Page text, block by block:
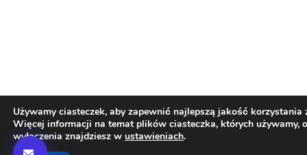
Używamy ciasteczek, aby zapewnić najlepszą jakość korzystania
Więcej informacji na temat plików ciasteczka, których używamy,
wyłączenia znajdziesz w ustawieniach.